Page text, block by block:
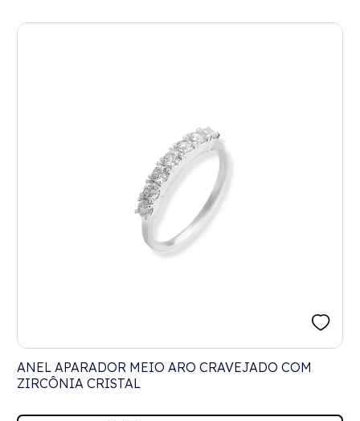
ANEL APARADOR MEIO ARO CRAVEJADO COM
ZIRCÔNIA CRISTAL